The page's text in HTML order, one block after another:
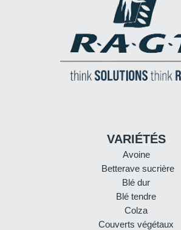
VARIÉTÉS
Avoine
Betterave sucrière
Blé dur
Blé tendre
Colza
Couverts végétaux